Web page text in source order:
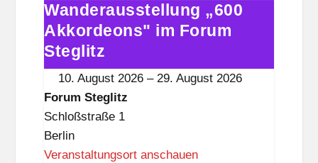
t
e
g
l
i
t
z
Wanderausstellung
„600
Akkordeons"
im
Forum
Steglitz
Wanderausstellung „600
Akkordeons" im Forum
Steglitz
10. August 2026 –29. August 2026
Forum Steglitz
Schloßstraße 1
Berlin
Veranstaltungsort anschauen